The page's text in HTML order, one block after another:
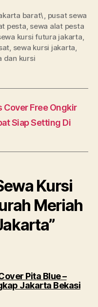
barat\ pusat sewa
pesta sewa alat pesta
kursi futura jakarta
sewa kursi jakarta
dan kursi
Cover Free Ongkir
Siap Setting Di
Kursi
Meriah
Pita Blue –
Jakarta Bekasi